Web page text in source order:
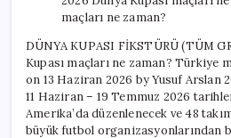
DÜNYA KUPASI FİKSTÜRÜ (TÜM
Kupası maçları ne zaman? Türkiye
on 13 Haziran 2026 by Yusuf Arslan
11 Haziran – 19 Temmuz 2026
Amerika’da düzenlenecek ve 48
büyük futbol organizasyonlarından